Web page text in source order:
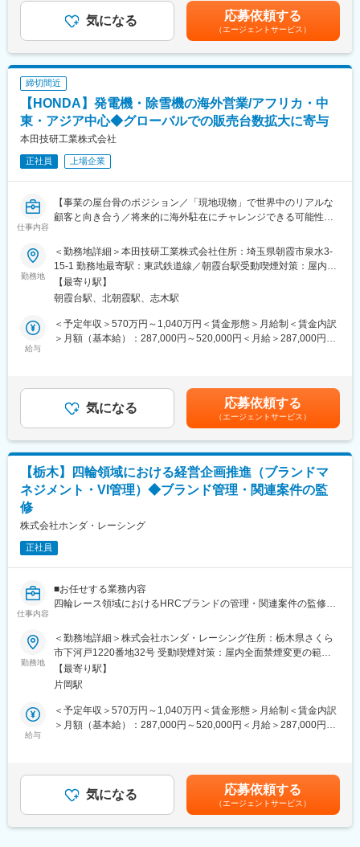
変更の範囲：専門性や適性、会社ニーズなどを踏まえ、会社が定
める業務への配置転換を命じる場合があります。
連携・調整
私たちは互いを尊重し、信頼を基盤としたコラボレーションを大
切にしながら、変化を前向きに受け入れる企業文化を育んでいま
す。
「Better Life」という目標のもと、人と環境にとってより良い未来
を実現するため、私たちは以下のような風土・価値観を大切にし
インクルージョン（DE&I）を推進することで、誰もが安心して力
を発揮できるインクルーシブな職場環境を実現しています。
-成長への支援
社内公募やキャリアチャンスに向けた自己啓発により、部門や国
を超えてグローバルな活躍と成長のチャンスがあります。
フレックスタイム制、モダンなオフィス環境やリモート勤務を活
用し、自主性と柔軟性をもって働ける環境です。
技術を展開。オートメーション、エレクトロモビリティ、コネク
ティビティを軸に、次世代ロジスティクスを支える製品を世界60
変更の範囲：会社の定める業務
能性があります。月給(月額)は固定手当を含めた表記です。
気になる 応募依頼する
（エージェントサービス）
締切間近
【HONDA】発電機・除雪機の海外営業/アフリカ・中
東・アジア中心◆グローバルでの販売台数拡大に寄与
本田技研工業株式会社
正社員 上場企業
仕事内容
【事業の屋台骨のポジション／「現地現物」で世界中のリアルな
顧客と向き合う／将来的に海外駐在にチャレンジできる可能性
■業務概要
パワープロダクツ事業は、グローバルでの事業拡大を通じて「役
立つ喜び」を世界中に広げ、将来にわたるHondaのプレゼンス向
上を目指しています。
本ポジションでは、海外営業としてパワープロダクツの需要動向
を把握し、ユーザーが求める価値を商品・販売戦略へとつなげる
■業務内容
担当エリアの現地法人および販売代理店と連携し、以下の業務を
1）販売戦略の企画および商品提案：各国市場の特性やニーズを踏
まえ、販売戦略の立案や商品提案を行います。
応じた最適な供給体制を構築します。
5）貿易実務業務：輸出入に関する各種手続きや業務を担当しま
す。
■パワープロダクツ事業
汎用エンジンの開発・製造・販売からスタート。その後、この汎
用エンジンを搭載した様々な製品（完成機）の開発に取り組みま
した。現在では、エンジンだけでなく電動商品や持ち運び可能な
提供する」事業へと可能性を広げています。
海外顧客との関係構築や販売オペレーションを通じて、市場理解
や海外ビジネスの知見を深めていただきます。
また、商品企画部門や戦略企画部門と連携し、海外現地法人とと
勤務地
＜勤務地詳細＞本田技研工業株式会社住所：埼玉県朝霞市泉水3-
15-1 勤務地最寄駅：東武鉄道線／朝霞台駅受動喫煙対策：屋内全
面禁煙変更の範囲：勤務地補足欄に記載
【最寄り駅】
朝霞台駅、北朝霞駅、志木駅
給与
＜予定年収＞570万円～1,040万円＜賃金形態＞月給制＜賃金内訳
＞月額（基本給）：287,000円～520,000円＜月給＞287,000円～
上下する可能性があります。月給(月額)は固定手当を含めた表記で
す。
気になる 応募依頼する
（エージェントサービス）
【栃木】四輪領域における経営企画推進（ブランドマ
ネジメント・VI管理）◆ブランド管理・関連案件の監
修
株式会社ホンダ・レーシング
正社員
仕事内容
■お任せする業務内容
四輪レース領域におけるHRCブランドの管理・関連案件の監修、
ートしていただきます。
■具体的な業務内容
1）ブランド管理・関連案件の監修
・ミニカーや各種マーチャンダイズなど、HRCロゴを使用した
様々なアイテムの監修・管理、実際の四輪レース活動におけるVI
表示についての監修。
・HondaのUX部門と連携し、「Honda×HRC」のVIガイドライン
（ロゴの色、使用ルール、ブランドの歴史や思想、併記ルールの
勤務地
＜勤務地詳細＞株式会社ホンダ・レーシング住所：栃木県さくら
市下河戸1220番地32号 受動喫煙対策：屋内全面禁煙変更の範
囲：勤務地補足欄に記載
【最寄り駅】
片岡駅
給与
＜予定年収＞570万円～1,040万円＜賃金形態＞月給制＜賃金内訳
＞月額（基本給）：287,000円～520,000円＜月給＞287,000円～
を通じて上下する可能性があります。月給(月額)は固定手当を含め
た表記です。気になる 応募依頼する
（エージェントサービス）